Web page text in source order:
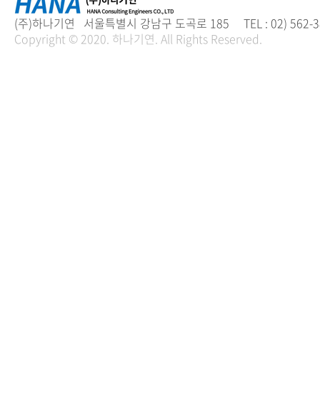
(주)하나기연 서울특별시 강남구 도곡로 185 TEL : 02)
Copyright © 2020. 하나기연. All Rights Reserved.